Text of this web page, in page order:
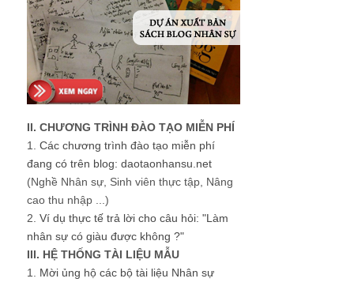
II. CHƯƠNG TRÌNH ĐÀO TẠO MIỄN PHÍ
1. Các chương trình đào tạo miễn phí
đang có trên blog: daotaonhansu.net
(Nghề Nhân sự, Sinh viên thực tập, Nâng
cao thu nhập ...)
2. Ví dụ thực tế trả lời cho câu hỏi: "Làm
nhân sự có giàu được không ?"
III. HỆ THỐNG TÀI LIỆU MẪU
1. Mời ủng hộ các bộ tài liệu Nhân sự